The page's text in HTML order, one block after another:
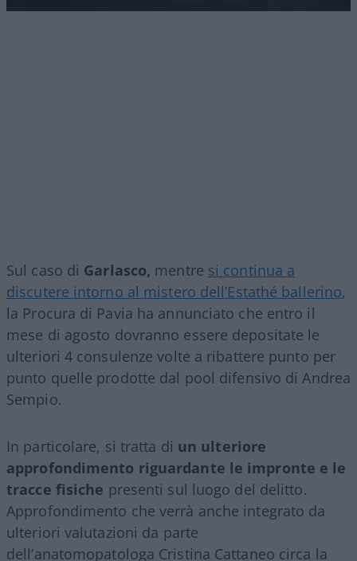
Sul caso di Garlasco, mentre si continua a
discutere intorno al mistero dell’Estathé ballerino,
la Procura di Pavia ha annunciato che entro il
mese di agosto dovranno essere depositate le
ulteriori 4 consulenze volte a ribattere punto per
punto quelle prodotte dal pool difensivo di Andrea
Sempio.
In particolare, si tratta di un ulteriore
approfondimento riguardante le impronte e le
tracce fisiche presenti sul luogo del delitto.
Approfondimento che verrà anche integrato da
ulteriori valutazioni da parte
dell’anatomopatologa Cristina Cattaneo circa la